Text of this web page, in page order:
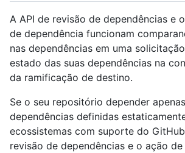
A API de revisão de dependências e
de dependência funcionam
nas dependências em uma
estado das suas dependências na
da ramificação de destino.
Se o seu repositório depender
dependências definidas
ecossistemas com suporte do
revisão de dependências e o ação